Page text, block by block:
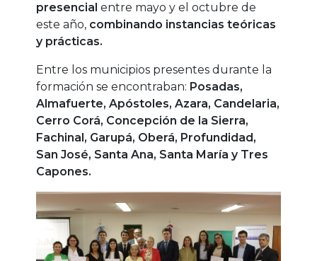
presencial entre mayo y el octubre de
este año, combinando instancias teóricas
y prácticas.
Entre los municipios presentes durante la
formación se encontraban: Posadas,
Almafuerte, Apóstoles, Azara, Candelaria,
Cerro Corá, Concepción de la Sierra,
Fachinal, Garupá, Oberá, Profundidad,
San José, Santa Ana, Santa María y Tres
Capones.